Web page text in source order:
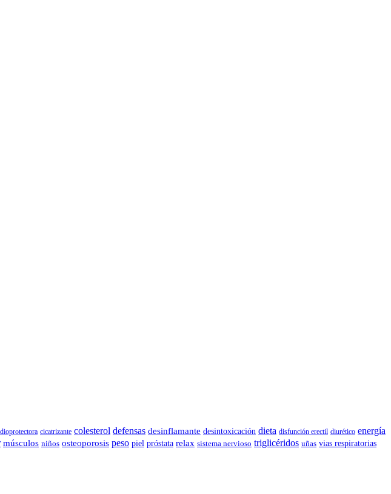
cicatrizante colesterol defensas desinflamante desintoxicación dieta disfunción erectil diurético energía
músculos niños osteoporosis peso piel próstata relax sistema nervioso triglicéridos uñas vias respiratorias